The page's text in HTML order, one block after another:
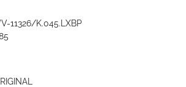
11326/K.045.LXBP